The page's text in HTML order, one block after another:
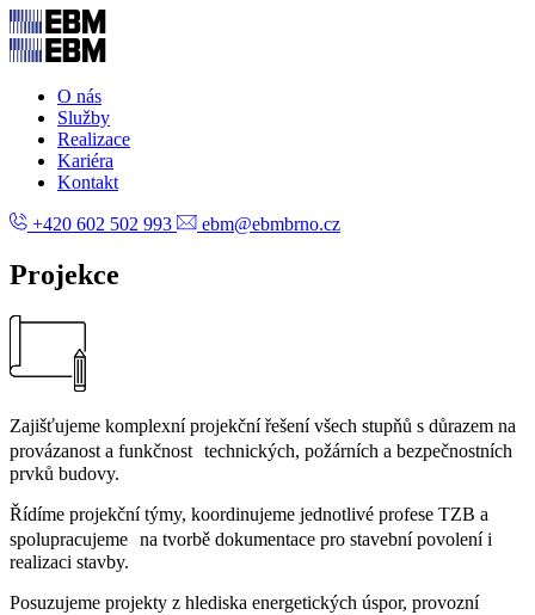
O nás
Služby
Realizace
Kariéra
Kontakt
+420 602 502 993 ebm@ebmbrno.cz
Projekce
Zajišťujeme komplexní projekční řešení všech stupňů s důrazem na
provázanost a funkčnost technických, požárních a bezpečnostních
prvků budovy.
Řídíme projekční týmy, koordinujeme jednotlivé profese TZB a
spolupracujeme na tvorbě dokumentace pro stavební povolení i
realizaci stavby.
Posuzujeme projekty z hlediska energetických úspor, provozní